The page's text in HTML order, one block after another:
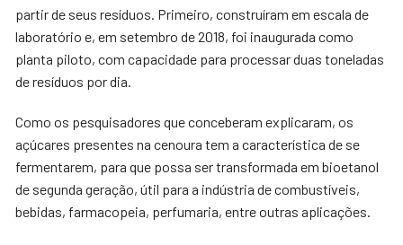
partir de seus resíduos. Primeiro, construíram em escala de
laboratório e, em setembro de 2018, foi inaugurada como
planta piloto, com capacidade para processar duas toneladas
de resíduos por dia.
Como os pesquisadores que conceberam explicaram, os
açúcares presentes na cenoura tem a característica de se
fermentarem, para que possa ser transformada em bioetanol
de segunda geração, útil para a indústria de combustíveis,
bebidas, farmacopeia, perfumaria, entre outras aplicações.